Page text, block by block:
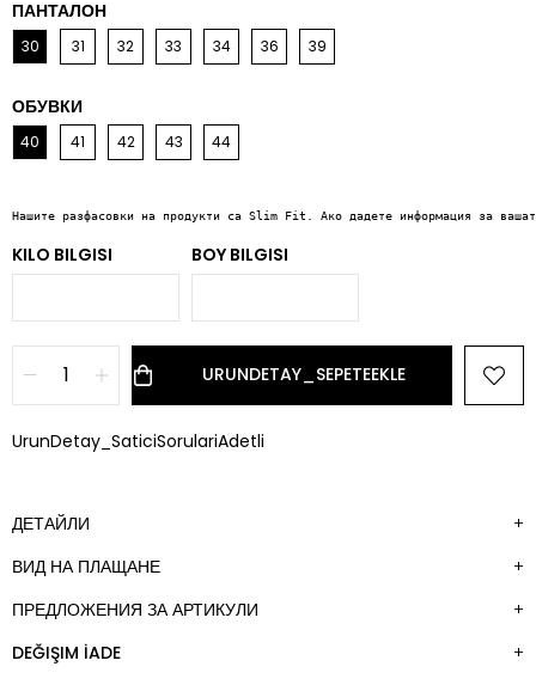
ПАНТАЛОН
30 31 32 33 34 36 39
ОБУВКИ
40 41 42 43 44
Нашите разфасовки на продукти са Slim Fit. Ако дадете информация за
KILO BILGISI BOY BILGISI
UrunDetay_SaticiSorulariAdetli
ДЕТАЙЛИ
ВИД НА ПЛАЩАНЕ
ПРЕДЛОЖЕНИЯ ЗА АРТИКУЛИ
DEĞIŞIM İADE